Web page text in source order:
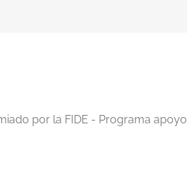
por la FIDE - Programa